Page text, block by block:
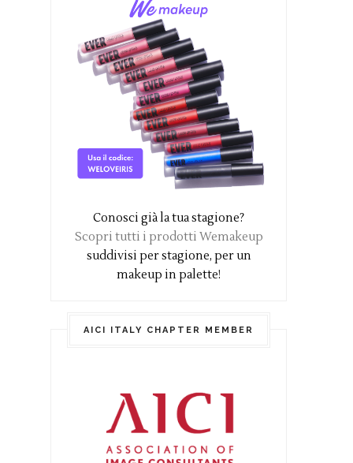
Conosci già la tua stagione?
Scopri tutti i prodotti Wemakeup
suddivisi per stagione, per un
makeup in palette!
AICI ITALY CHAPTER MEMBER